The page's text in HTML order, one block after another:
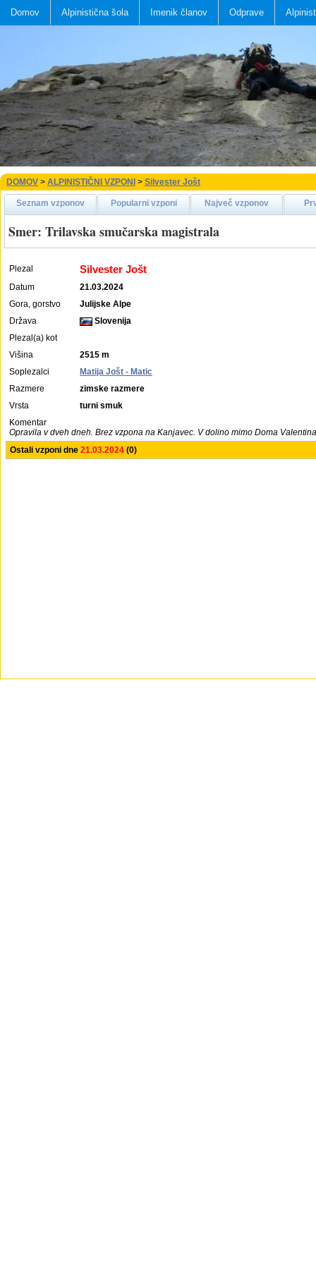
Domov Alpinistična šola Imenik članov Odprave
DOMOV > ALPINISTIČNI VZPONI > Silvester Jošt
Seznam vzponov Popularni vzponi Največ vzponov
Smer: Trilavska smučarska magistrala
Plezal Silvester Jošt
Datum
21.03.2024
Gora, gorstvo
Julijske Alpe
Država
Slovenija
Plezal(a) kot
Višina
2515 m
Soplezalci
Matija Jošt - Matic
Razmere
zimske razmere
Vrsta
turni smuk
Komentar
Opravila v dveh dneh. Brez vzpona na Kanjavec. V dolino mimo Doma
Ostali vzponi dne 21.03.2024 (0)